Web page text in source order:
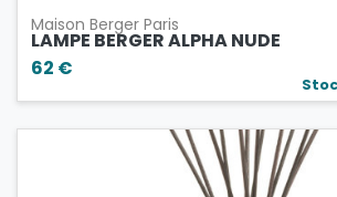
Maison Berger Paris
LAMPE BERGER ALPHA NUDE
62 €